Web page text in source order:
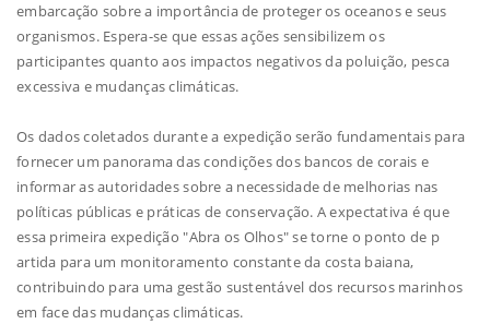
embarcação sobre a importância de proteger os oceanos e seus
organismos. Espera-se que essas ações sensibilizem os
participantes quanto aos impactos negativos da poluição, pesca
excessiva e mudanças climáticas.
Os dados coletados durante a expedição serão fundamentais para
fornecer um panorama das condições dos bancos de corais e
informar as autoridades sobre a necessidade de melhorias nas
políticas públicas e práticas de conservação. A expectativa é que
essa primeira expedição "Abra os Olhos" se torne o ponto de p
artida para um monitoramento constante da costa baiana,
contribuindo para uma gestão sustentável dos recursos marinhos
em face das mudanças climáticas.